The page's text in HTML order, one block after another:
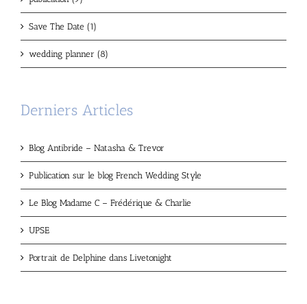
Save The Date (1)
wedding planner (8)
Derniers Articles
Blog Antibride – Natasha & Trevor
Publication sur le blog French Wedding Style
Le Blog Madame C – Frédérique & Charlie
UPSE
Portrait de Delphine dans Livetonight